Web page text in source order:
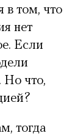
в том, что
нет
Если
Но что,
тогда